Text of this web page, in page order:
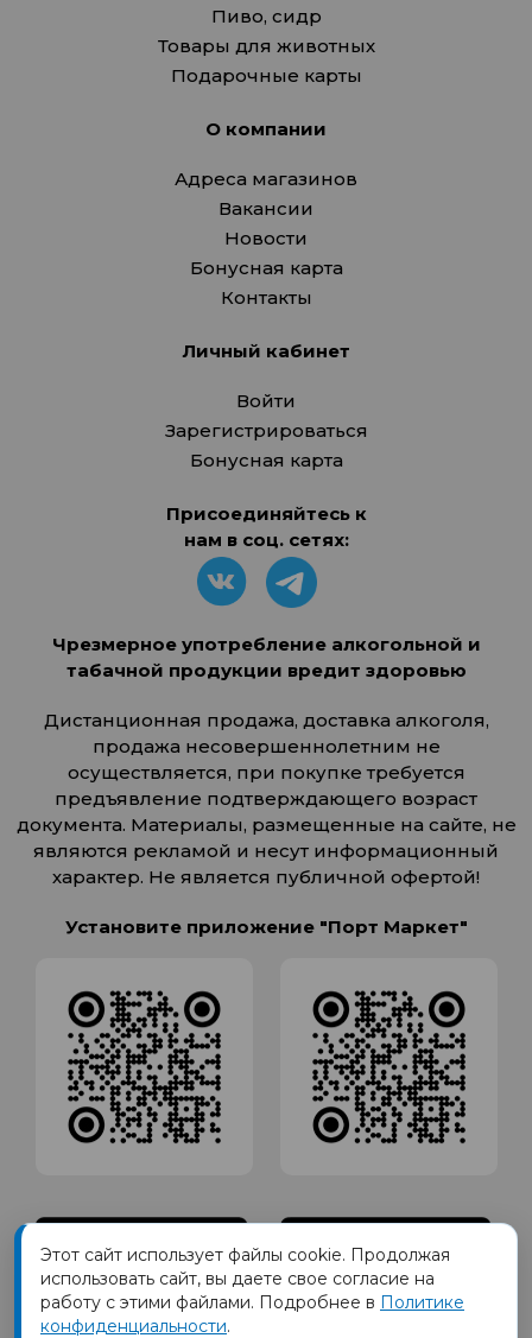
Пиво, сидр
Товары для животных
Подарочные карты
О компании
Адреса магазинов
Вакансии
Новости
Бонусная карта
Контакты
Личный кабинет
Войти
Зарегистрироваться
Бонусная карта
Присоединяйтесь к
нам в соц. сетях:
Чрезмерное употребление алкогольной и
табачной продукции вредит здоровью
Дистанционная продажа, доставка алкоголя,
продажа несовершеннолетним не
осуществляется, при покупке требуется
предъявление подтверждающего возраст
документа. Материалы, размещенные на сайте, не
являются рекламой и несут информационный
характер. Не является публичной офертой!
Установите приложение "Порт Маркет"
Товарный знак ПОРТ принадлежит Обществу с Ограниченной
Этот сайт использует файлы cookie. Продолжая
использовать сайт, вы даете свое согласие на
работу с этими файлами. Подробнее в Политике
конфиденциальности.